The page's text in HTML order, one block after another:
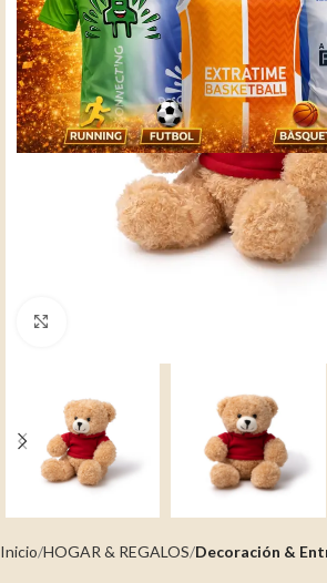
Inicio HOGAR & REGALOS Decoración &